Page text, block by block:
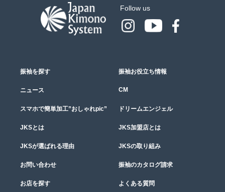
Follow us
振袖を探す 振袖お役立ち情報
ニュース CM
スマホで簡単加工”おしゃれpic” ドリームエンジェル
JKSとは JKS加盟店とは
JKSが選ばれる理由 JKSの取り組み
お問い合わせ 振袖のカタログ請求
お店を探す よくある質問